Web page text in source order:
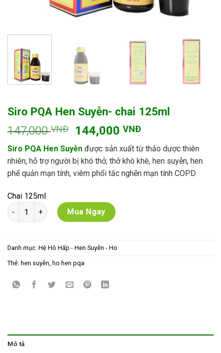
Siro PQA Hen Suyễn- chai 125ml
147,000VNĐ
Giá
gốc
là:
147,000 VNĐ.
144,000VNĐGiá
hiện
tại
là:
144,000 VNĐ.
Siro PQA Hen Suyễn được sản xuất từ thảo dược thiên
nhiên, hỗ trợ người bị khó thở, thở khò khè, hen suyễn, hen
phế quản mạn tính, viêm phổi tắc nghẽn mạn tính COPD
Chai 125ml
Siro PQA Hen Suyễn- chai 125ml số lượng
Mua Ngay
Danh mục: Hệ Hô Hấp - Hen Suyễn - Ho
Thẻ: hen suyễn, ho hen pqa
Mô tả